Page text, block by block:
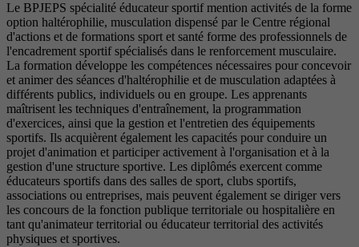
Le BPJEPS spécialité éducateur sportif mention activités de la forme
option haltérophilie, musculation dispensé par le Centre régional
d'actions et de formations sport et santé forme des professionnels de
l'encadrement sportif spécialisés dans le renforcement musculaire.
La formation développe les compétences nécessaires pour concevoir
et animer des séances d'haltérophilie et de musculation adaptées à
différents publics, individuels ou en groupe. Les apprenants
maîtrisent les techniques d'entraînement, la programmation
d'exercices, ainsi que la gestion et l'entretien des équipements
sportifs. Ils acquièrent également les capacités pour conduire un
projet d'animation et participer activement à l'organisation et à la
gestion d'une structure sportive. Les diplômés exercent comme
éducateurs sportifs dans des salles de sport, clubs sportifs,
associations ou entreprises, mais peuvent également se diriger vers
les concours de la fonction publique territoriale ou hospitalière en
tant qu'animateur territorial ou éducateur territorial des activités
physiques et sportives.